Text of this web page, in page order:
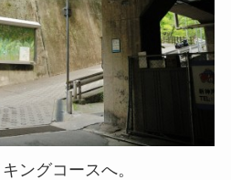
ングコースへ。